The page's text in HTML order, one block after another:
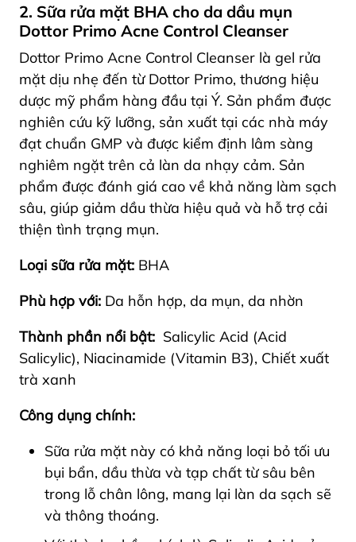
2. Sữa rửa mặt BHA cho da dầu mụn
Dottor Primo Acne Control Cleanser
Dottor Primo Acne Control Cleanser là gel rửa
mặt dịu nhẹ đến từ Dottor Primo, thương hiệu
dược mỹ phẩm hàng đầu tại Ý. Sản phẩm được
nghiên cứu kỹ lưỡng, sản xuất tại các nhà máy
đạt chuẩn GMP và được kiểm định lâm sàng
nghiêm ngặt trên cả làn da nhạy cảm. Sản
phẩm được đánh giá cao về khả năng làm sạch
sâu, giúp giảm dầu thừa hiệu quả và hỗ trợ cải
thiện tình trạng mụn.
Loại sữa rửa mặt: BHA
Phù hợp với: Da hỗn hợp, da mụn, da nhờn
Thành phần nổi bật: Salicylic Acid (Acid
Salicylic), Niacinamide (Vitamin B3), Chiết xuất
trà xanh
Công dụng chính:
Sữa rửa mặt này có khả năng loại bỏ tối ưu
bụi bẩn, dầu thừa và tạp chất từ sâu bên
trong lỗ chân lông, mang lại làn da sạch sẽ
và thông thoáng.